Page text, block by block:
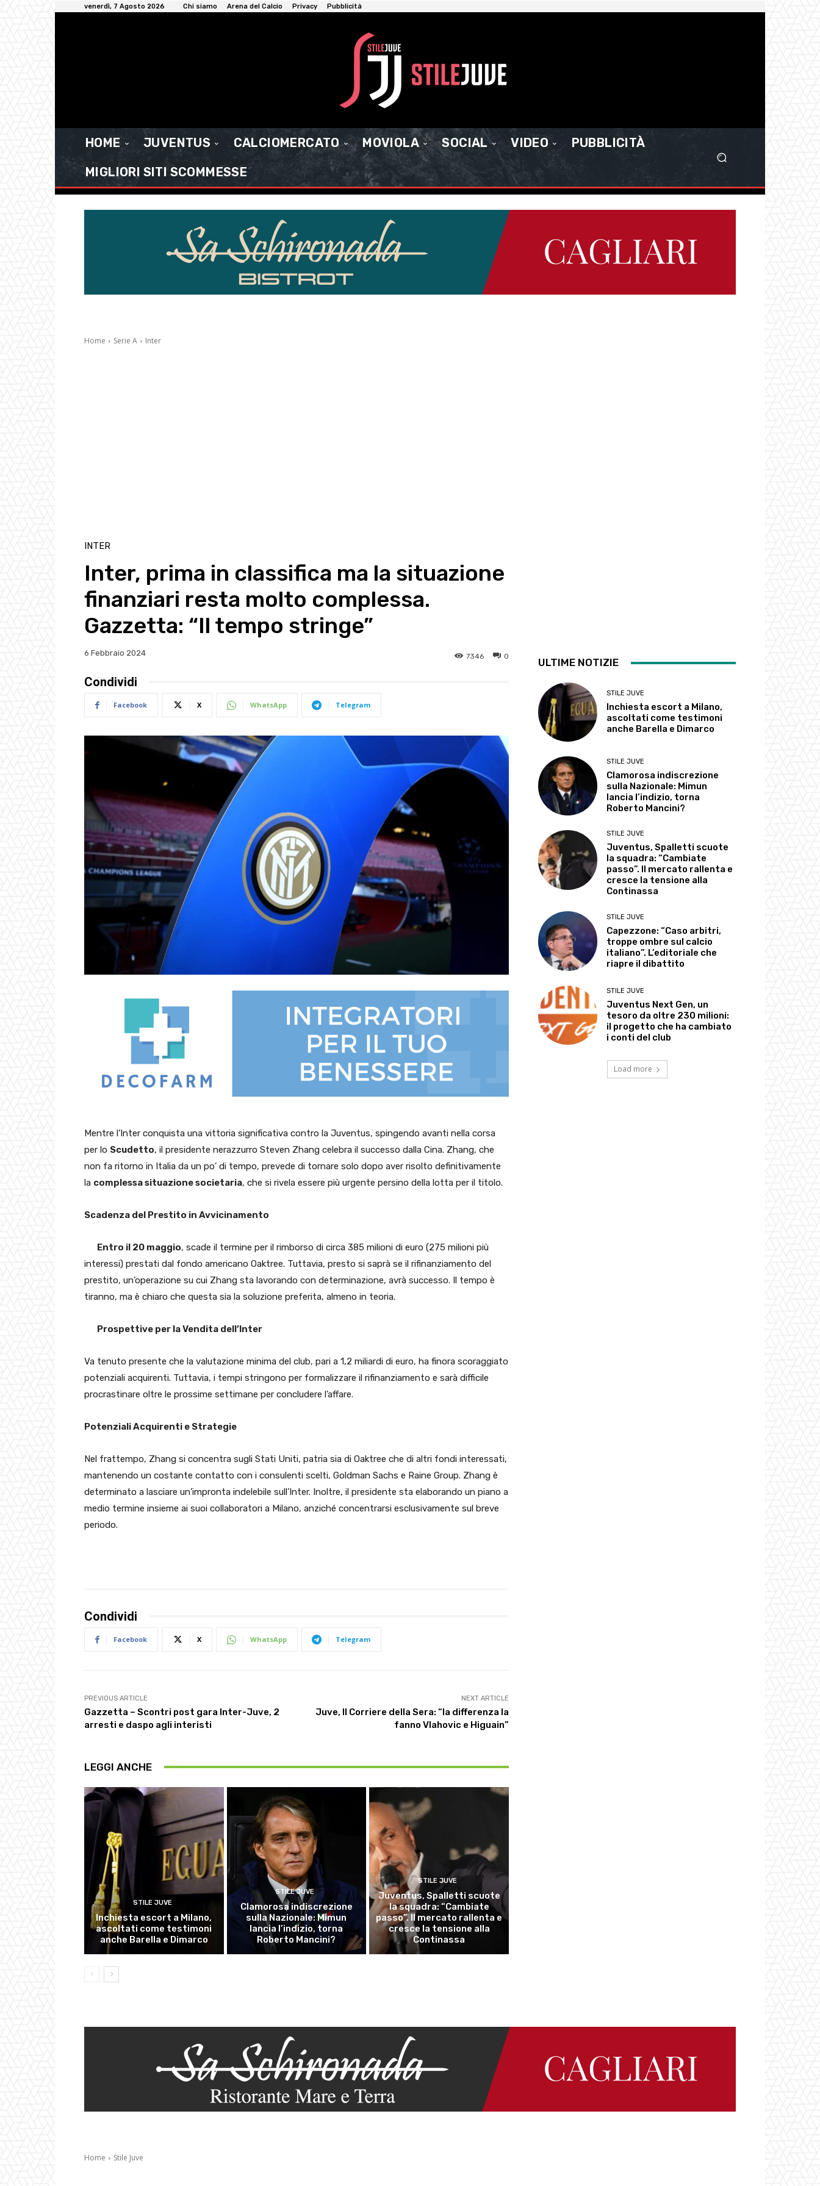
venerdì, 7 Agosto 2026 Chi siamo Arena del Calcio Privacy Pubblicità
HOME JUVENTUS CALCIOMERCATO MOVIOLA SOCIAL VIDEO
PUBBLICITÀ
MIGLIORI SITI SCOMMESSE
Home Serie A Inter
INTER
Inter, prima in classifica ma la situazione
finanziari resta molto complessa.
Gazzetta: “Il tempo stringe”
6 Febbraio 2024 0
7346
Condividi
Facebook X WhatsApp Telegram
Mentre l’Inter conquista una vittoria significativa contro la Juventus, spingendo avanti nella corsa
per lo Scudetto, il presidente nerazzurro Steven Zhang celebra il successo dalla Cina. Zhang, che
non fa ritorno in Italia da un po’ di tempo, prevede di tornare solo dopo aver risolto definitivamente
la complessa situazione societaria, che si rivela essere più urgente persino della lotta per il titolo.
Scadenza del Prestito in Avvicinamento
Entro il 20 maggio, scade il termine per il rimborso di circa 385 milioni di euro (275 milioni più
interessi) prestati dal fondo americano Oaktree. Tuttavia, presto si saprà se il rifinanziamento del
prestito, un’operazione su cui Zhang sta lavorando con determinazione, avrà successo. Il tempo è
tiranno, ma è chiaro che questa sia la soluzione preferita, almeno in teoria.
Prospettive per la Vendita dell’Inter
Va tenuto presente che la valutazione minima del club, pari a 1,2 miliardi di euro, ha finora scoraggiato
potenziali acquirenti. Tuttavia, i tempi stringono per formalizzare il rifinanziamento e sarà difficile
procrastinare oltre le prossime settimane per concludere l’affare.
Potenziali Acquirenti e Strategie
Nel frattempo, Zhang si concentra sugli Stati Uniti, patria sia di Oaktree che di altri fondi interessati,
mantenendo un costante contatto con i consulenti scelti, Goldman Sachs e Raine Group. Zhang è
determinato a lasciare un’impronta indelebile sull’Inter. Inoltre, il presidente sta elaborando un piano a
medio termine insieme ai suoi collaboratori a Milano, anziché concentrarsi esclusivamente sul breve
periodo.
Condividi
Facebook X WhatsApp Telegram
PREVIOUS ARTICLE
Gazzetta – Scontri post gara Inter-Juve, 2
arresti e daspo agli interisti
NEXT ARTICLE
Juve, Il Corriere della Sera: “la differenza la
fanno Vlahovic e Higuain”
LEGGI ANCHE
STILE JUVE
Inchiesta escort a Milano,
ascoltati come testimoni
anche Barella e Dimarco
STILE JUVE
Clamorosa indiscrezione
sulla Nazionale: Mimun
lancia l’indizio, torna
Roberto Mancini?
STILE JUVE
Juventus, Spalletti scuote
la squadra: “Cambiate
passo”. Il mercato rallenta e
cresce la tensione alla
Continassa
ULTIME NOTIZIE
STILE JUVE
Inchiesta escort a Milano,
ascoltati come testimoni
anche Barella e Dimarco
STILE JUVE
Clamorosa indiscrezione
sulla Nazionale: Mimun
lancia l’indizio, torna
Roberto Mancini?
STILE JUVE
Juventus, Spalletti scuote
la squadra: “Cambiate
passo”. Il mercato rallenta e
cresce la tensione alla
Continassa
STILE JUVE
Capezzone: “Caso arbitri,
troppe ombre sul calcio
italiano”. L’editoriale che
riapre il dibattito
STILE JUVE
Juventus Next Gen, un
tesoro da oltre 230 milioni:
il progetto che ha cambiato
i conti del club
Load more